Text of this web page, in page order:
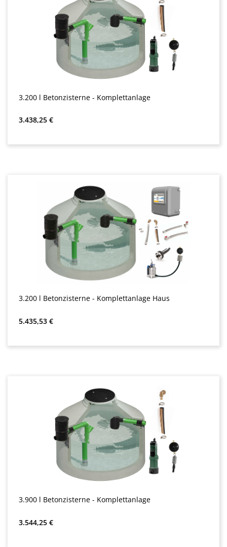
3.200 l Betonzisterne - Komplettanlage
Almindelig pris:
3.438,25 €
3.200 l Betonzisterne - Komplettanlage Haus
Almindelig pris:
5.435,53 €
3.900 l Betonzisterne - Komplettanlage
Almindelig pris:
3.544,25 €